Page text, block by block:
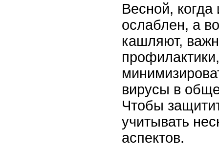
Весной, когда
ослаблен, а
кашляют,
вирусы в
Чтобы
учитывать
аспектов.